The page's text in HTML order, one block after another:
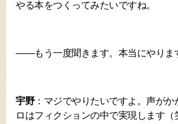
やる本をつくってみたいですね。
――もう一度聞きます。本当にやりま
宇野：マジでやりたいですよ。声が
ロはフィクションの中で実現します（